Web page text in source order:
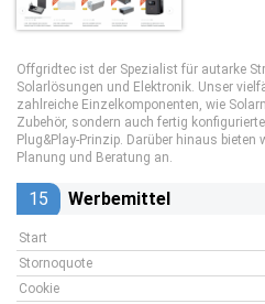
Offgridtec ist der Spezialist für autarke
Solarlösungen und Elektronik. Unser
zahlreiche Einzelkomponenten, wie
Zubehör, sondern auch fertig
Plug&Play-Prinzip. Darüber hinaus
Planung und Beratung an.
15 Werbemittel
Start
Stornoquote
Cookie